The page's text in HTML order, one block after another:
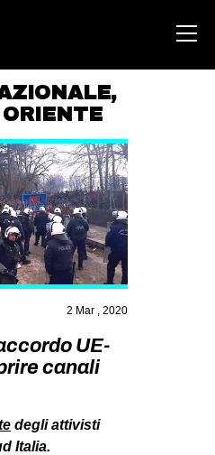
TSUNAMI
ZAM
,
ORIENTE
2 Mar , 2020
UE-
canali
degli attivisti
Italia.